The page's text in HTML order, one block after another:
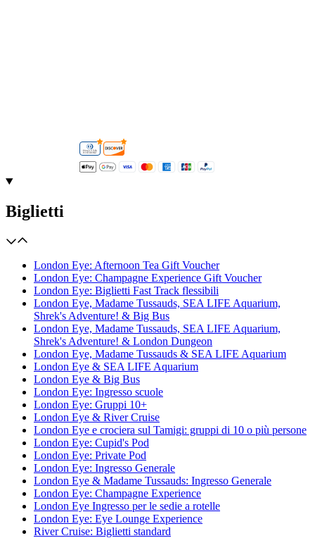
Biglietti
London Eye: Afternoon Tea Gift Voucher
London Eye: Champagne Experience Gift Voucher
London Eye: Biglietti Fast Track flessibili
London Eye, Madame Tussauds, SEA LIFE Aquarium,
Shrek's Adventure! & Big Bus
London Eye, Madame Tussauds, SEA LIFE Aquarium,
Shrek's Adventure! & London Dungeon
London Eye, Madame Tussauds & SEA LIFE Aquarium
London Eye & SEA LIFE Aquarium
London Eye & Big Bus
London Eye: Ingresso scuole
London Eye: Gruppi 10+
London Eye & River Cruise
London Eye e crociera sul Tamigi: gruppi di 10 o più persone
London Eye: Cupid's Pod
London Eye: Private Pod
London Eye: Ingresso Generale
London Eye & Madame Tussauds: Ingresso Generale
London Eye: Champagne Experience
London Eye Ingresso per le sedie a rotelle
London Eye: Eye Lounge Experience
River Cruise: Biglietti standard